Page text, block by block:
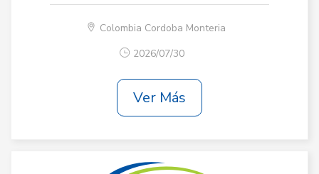
Colombia Cordoba Monteria
2026/07/30
Ver Más